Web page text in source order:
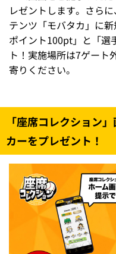
レゼントします。さら
テンツ「モバタカ」に
ポイント100pt」と「選
ト！実施場所は7ゲート
寄りください。
「座席コレクション
カーをプレゼント！